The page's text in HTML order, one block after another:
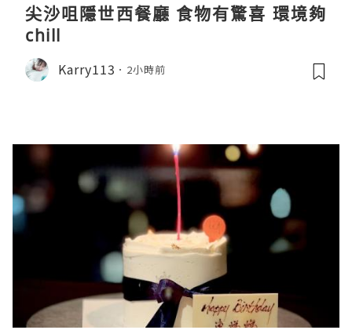
尖沙咀隱世西餐廳 食物有驚喜 環境夠
chill
Karry113 2小時前